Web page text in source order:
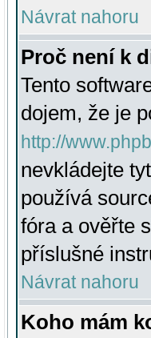
Návrat nahoru
Proč není k
Tento
dojem, že je
http://
nevkládejte
používá
fóra a ověřte
příslušné
Návrat nahoru
Koho mám